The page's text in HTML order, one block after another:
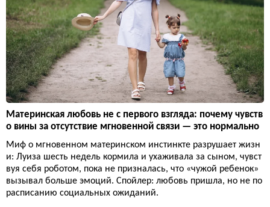
Материнская любовь не с первого взгляда: почему чувств
о вины за отсутствие мгновенной связи — это нормально
Миф о мгновенном материнском инстинкте разрушает жизн
и: Луиза шесть недель кормила и ухаживала за сыном, чувст
вуя себя роботом, пока не призналась, что «чужой ребенок»
вызывал больше эмоций. Спойлер: любовь пришла, но не по
расписанию социальных ожиданий.